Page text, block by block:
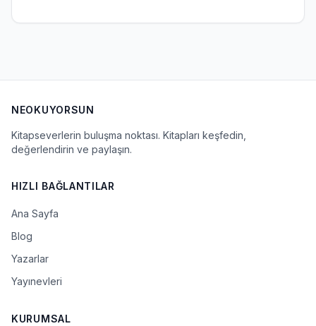
NEOKUYORSUN
Kitapseverlerin buluşma noktası. Kitapları keşfedin,
değerlendirin ve paylaşın.
HIZLI BAĞLANTILAR
Ana Sayfa
Blog
Yazarlar
Yayınevleri
KURUMSAL